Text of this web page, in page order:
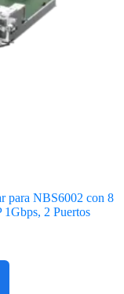
para NBS6002 con 8
1Gbps, 2 Puertos